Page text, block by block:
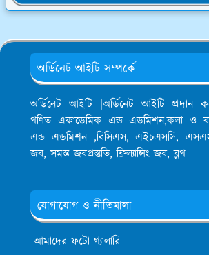
অর্ডিনেট আইটি সম্পর্কে
অর্ডিনেট আইটি |অর্ডিনেট আইটি প্রদান
গণিত একাডেমিক এন্ড এডমিশন,কলা ও
এন্ড এডমিশন ,বিসিএস, এইচএসসি,
জব, সমস্ত জবপ্রস্তুতি, ফ্রিল্যান্সিং জব, ব্লগ
যোগাযোগ ও নীতিমালা
আমাদের ফটো গ্যালারি